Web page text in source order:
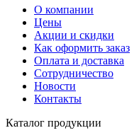
О компании
Цены
Акции и скидки
Как оформить заказ
Оплата и доставка
Сотрудничество
Новости
Контакты
Каталог продукции